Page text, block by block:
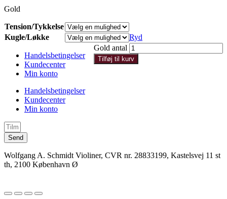
Gold
Tension/Tykkelse
Kugle/Løkke
Ryd
Gold antal
Tilføj til kurv
Handelsbetingelser
Kundecenter
Min konto
Handelsbetingelser
Kundecenter
Min konto
Send
Wolfgang A. Schmidt Violiner, CVR nr. 28833199, Kastelsvej 11 st
th, 2100 København Ø